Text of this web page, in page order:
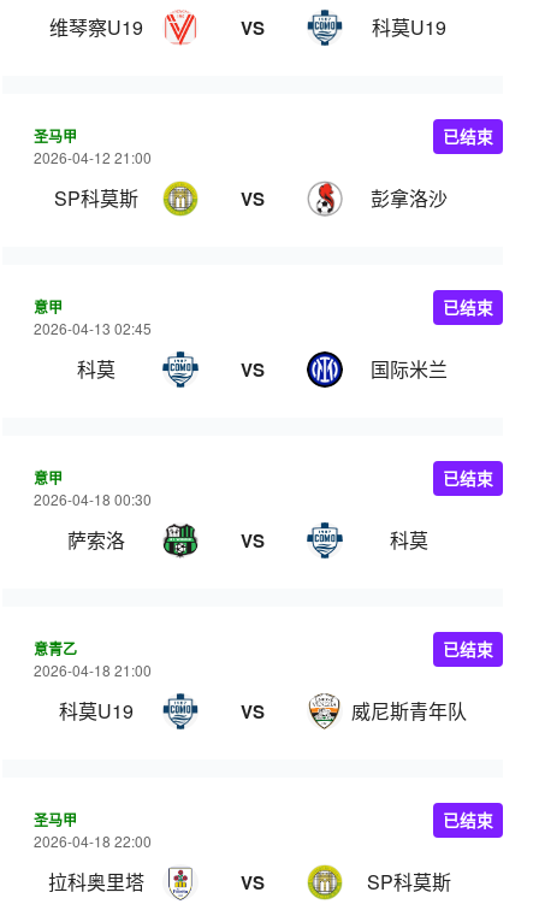
维琴察U19 VS 科莫U19
圣马甲
2026-04-12 21:00
SP科莫斯 VS 彭拿洛沙
已结束
意甲
2026-04-13 02:45
科莫 VS 国际米兰
已结束
意甲
2026-04-18 00:30
萨索洛 VS 科莫
已结束
意青乙
2026-04-18 21:00
科莫U19 VS 威尼斯青年队
已结束
圣马甲
2026-04-18 22:00
拉科奥里塔 VS SP科莫斯
已结束